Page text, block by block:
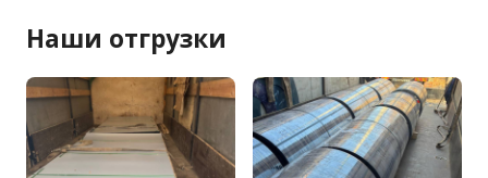
Наши отгрузки